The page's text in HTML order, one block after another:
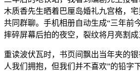
木质香先生晒着巴厘岛婚礼九宫格，
共同群聊。手机相册自动生成“三年
摔碎屏幕后拍的夜空，裂纹将月亮割成
重读波伏瓦时，书页间飘出当年夹的
人我们拥抱，但我们并不喜欢”的铅字